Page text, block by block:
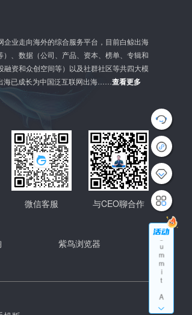
l
o
b
a
l
G
r
o
w
t
h
S
u
m
m
i
t
A
p
p
l
业走向海外的综合服务平台，目前白鲸出海
、数据（公司、产品、资本、榜单、专辑和
资和众创空间等）以及社群社区等共四大模
海已成长为中国泛互联网出海……查看更多
微信客服
与CEO聊合作
紫鸟浏览器